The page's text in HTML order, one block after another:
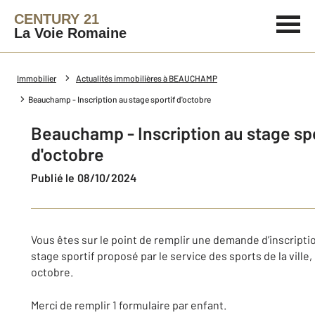
CENTURY 21
La Voie Romaine
Immobilier Actualités immobilières à BEAUCHAMP
Beauchamp - Inscription au stage sportif d'octobre
Beauchamp - Inscription au stage
d'octobre
Publié le 08/10/2024
Vous êtes sur le point de remplir une demande
stage sportif proposé par le service des sports de la ville,
octobre.
Merci de remplir 1 formulaire par enfant.